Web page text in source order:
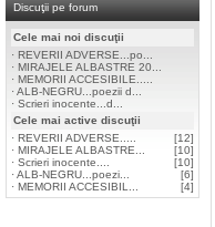
Discuţii pe forum
Cele mai noi discuţii
· REVERII ADVERSE...po...
· MIRAJELE ALBASTRE 20...
· MEMORII ACCESIBILE.....
· ALB-NEGRU...poezii d...
· Scrieri inocente...d...
Cele mai active discuţii
· REVERII ADVERSE.....
[12]
· MIRAJELE ALBASTRE...
[10]
· Scrieri inocente....
[10]
·ALB-NEGRU...poezi...
[6]
· MEMORII ACCESIBIL... [4]